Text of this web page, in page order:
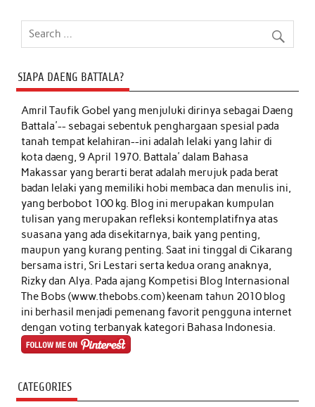
SIAPA DAENG BATTALA?
Amril Taufik Gobelyang menjuluki dirinya sebagai Daeng
Battala'-- sebagai sebentuk penghargaan spesial pada
tanah tempat kelahiran--ini adalah lelaki yang lahir di
kota daeng, 9 April 1970. Battala' dalam Bahasa
Makassar yang berarti berat adalah merujuk pada berat
badan lelaki yang memiliki hobi membaca dan menulis ini,
yang berbobot 100 kg. Blog ini merupakan kumpulan
tulisan yang merupakan refleksi kontemplatifnya atas
suasana yang ada disekitarnya, baik yang penting,
maupun yang kurang penting. Saat ini tinggal di Cikarang
bersama istri, Sri Lestari serta kedua orang anaknya,
Rizky dan Alya. Pada ajang Kompetisi Blog Internasional
The Bobs (www.thebobs.com) keenam tahun 2010 blog
ini berhasil menjadi pemenang favorit pengguna internet
dengan voting terbanyak kategori Bahasa Indonesia.
CATEGORIES